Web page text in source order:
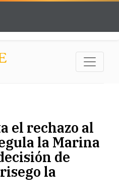
el rechazo al
la Marina
de
la